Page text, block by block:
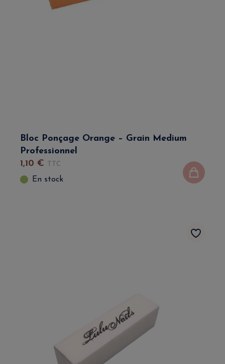
Bloc Ponçage Orange – Grain Medium
Professionnel
1,10 € TTC
En stock